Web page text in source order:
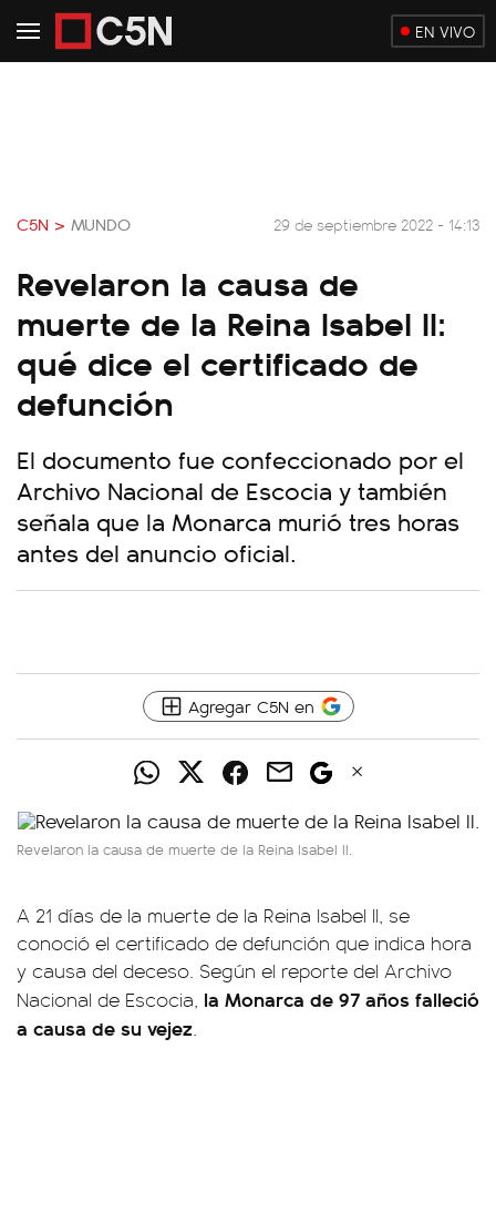
EN VIVO
C5N > MUNDO 29 de septiembre 2022 - 14:13
Revelaron la causa de
muerte de la Reina Isabel II:
qué dice el certificado de
defunción
El documento fue confeccionado por el
Archivo Nacional de Escocia y también
señala que la Monarca murió tres horas
antes del anuncio oficial.
Agregar C5N en
Revelaron la causa de muerte de la Reina Isabel II.
A 21 días de la muerte de la Reina Isabel II, se
conoció el certificado de defunción que indica hora
y causa del deceso. Según el reporte del Archivo
Nacional de Escocia, la Monarca de 97 años falleció
a causa de su vejez.